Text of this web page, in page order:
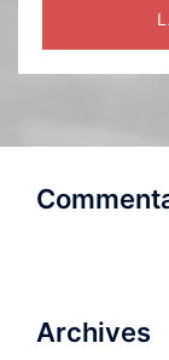
Archives